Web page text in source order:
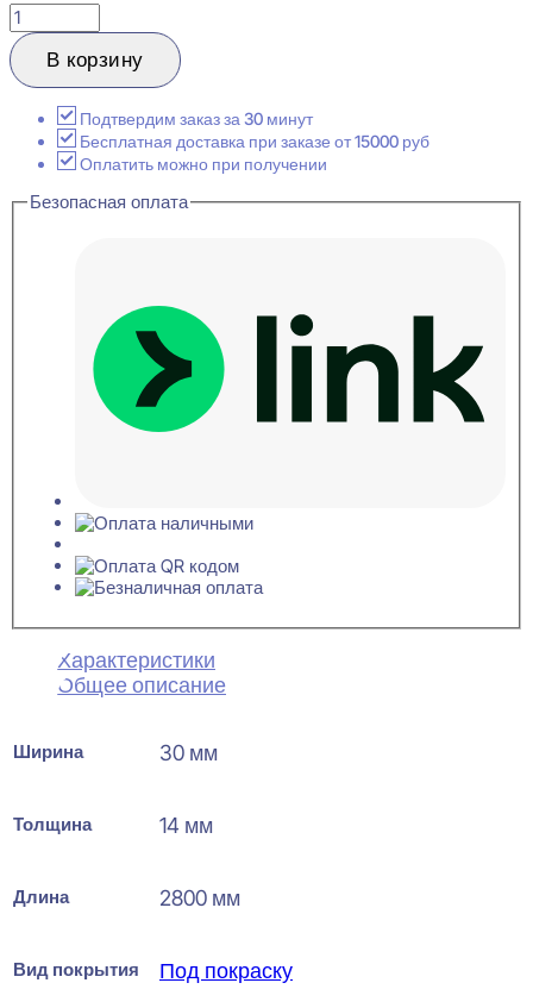
Количество
товара
Perfect
Plus
2800
Декоративный
молдинг
В корзину
Подтвердим заказ за 30 минут
Бесплатная доставка при заказе от 15000 руб
Оплатить можно при получении
Безопасная оплата
Характеристики
Общее описание
Ширина 30 мм
Толщина 14 мм
Длина 2800 мм
Вид покрытия Под покраску